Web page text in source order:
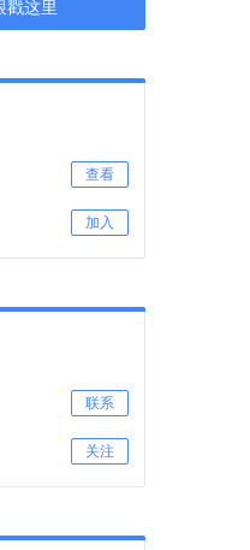
戳这里
查看
加入
联系
关注